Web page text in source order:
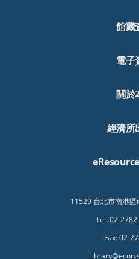
館藏
電子
關於
經濟所
11529 台北市南港
Tel: 02-
Fax: 02-